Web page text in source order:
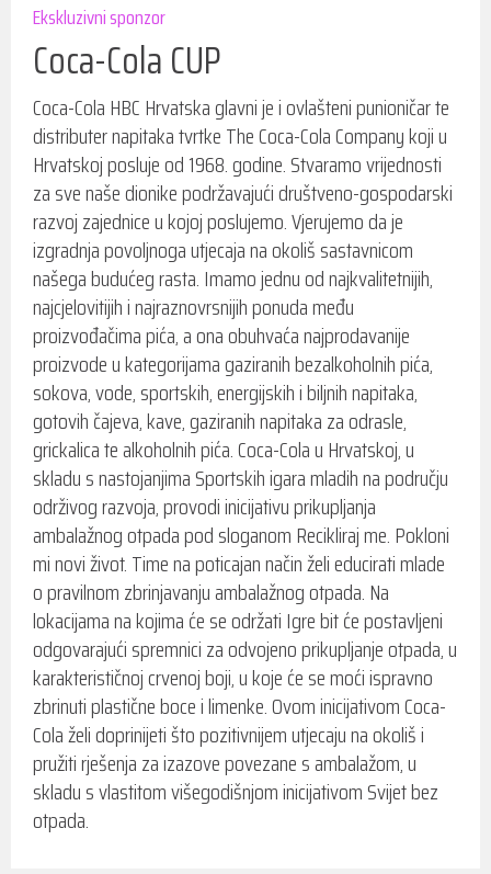
Ekskluzivni sponzor
Coca-Cola CUP
Coca-Cola HBC Hrvatska glavni je i ovlašteni punioničar te
distributer napitaka tvrtke The Coca-Cola Company koji u
Hrvatskoj posluje od 1968. godine. Stvaramo vrijednosti
za sve naše dionike podržavajući društveno-gospodarski
razvoj zajednice u kojoj poslujemo. Vjerujemo da je
izgradnja povoljnoga utjecaja na okoliš sastavnicom
našega budućeg rasta. Imamo jednu od najkvalitetnijih,
najcjelovitijih i najraznovrsnijih ponuda među
proizvođačima pića, a ona obuhvaća najprodavanije
proizvode u kategorijama gaziranih bezalkoholnih pića,
sokova, vode, sportskih, energijskih i biljnih napitaka,
gotovih čajeva, kave, gaziranih napitaka za odrasle,
grickalica te alkoholnih pića. Coca-Cola u Hrvatskoj, u
skladu s nastojanjima Sportskih igara mladih na području
održivog razvoja, provodi inicijativu prikupljanja
ambalažnog otpada pod sloganom Recikliraj me. Pokloni
mi novi život. Time na poticajan način želi educirati mlade
o pravilnom zbrinjavanju ambalažnog otpada. Na
lokacijama na kojima će se održati Igre bit će postavljeni
odgovarajući spremnici za odvojeno prikupljanje otpada, u
karakterističnoj crvenoj boji, u koje će se moći ispravno
zbrinuti plastične boce i limenke. Ovom inicijativom Coca-
Cola želi doprinijeti što pozitivnijem utjecaju na okoliš i
pružiti rješenja za izazove povezane s ambalažom, u
skladu s vlastitom višegodišnjom inicijativom Svijet bez
otpada.